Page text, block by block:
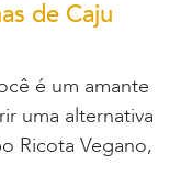
de Caju
é um amante
uma alternativa
Ricota Vegano,